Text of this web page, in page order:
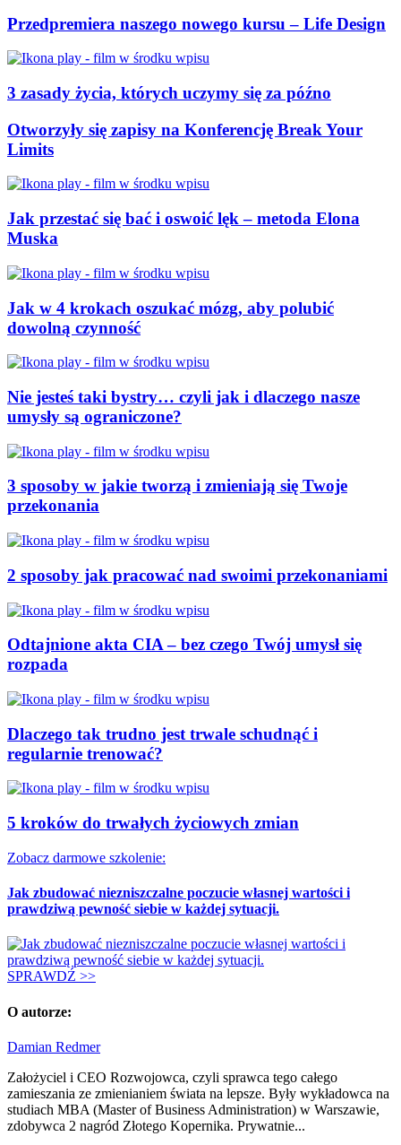
Przedpremiera naszego nowego kursu – Life Design
3 zasady życia, których uczymy się za późno
Otworzyły się zapisy na Konferencję Break Your
Limits
Jak przestać się bać i oswoić lęk – metoda Elona
Muska
Jak w 4 krokach oszukać mózg, aby polubić
dowolną czynność
Nie jesteś taki bystry… czyli jak i dlaczego nasze
umysły są ograniczone?
​​​​3 sposoby w jakie tworzą i zmieniają się Twoje
przekonania
2 sposoby jak pracować nad swoimi przekonaniami
Odtajnione akta CIA – bez czego Twój umysł się
rozpada
Dlaczego tak trudno jest trwale schudnąć i
regularnie trenować?
5 kroków do trwałych życiowych zmian
Zobacz darmowe szkolenie:
Jak zbudować niezniszczalne poczucie własnej wartości i
prawdziwą pewność siebie w każdej sytuacji.
SPRAWDŹ >>
O autorze:
Damian Redmer
Założyciel i CEO Rozwojowca, czyli sprawca tego całego
zamieszania ze zmienianiem świata na lepsze. Były wykładowca na
studiach MBA (Master of Business Administration) w Warszawie,
zdobywca 2 nagród Złotego Kopernika. Prywatnie...